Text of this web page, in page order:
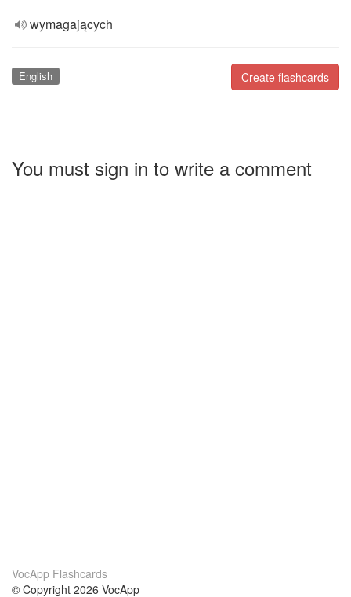
wymagających
Create flashcards
English
You must sign in to write a comment
VocApp Flashcards
© Copyright 2026 VocApp